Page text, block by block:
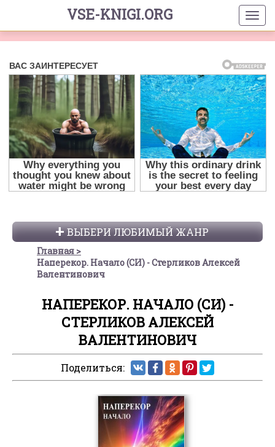
VSE-KNIGI.ORG
ВЫБЕРИ ЛЮБИМЫЙ ЖАНР
Главная
Наперекор. Начало (СИ) - Стерликов Алексей
Валентинович
НАПЕРЕКОР. НАЧАЛО (СИ) -
СТЕРЛИКОВ АЛЕКСЕЙ
ВАЛЕНТИНОВИЧ
Поделиться: